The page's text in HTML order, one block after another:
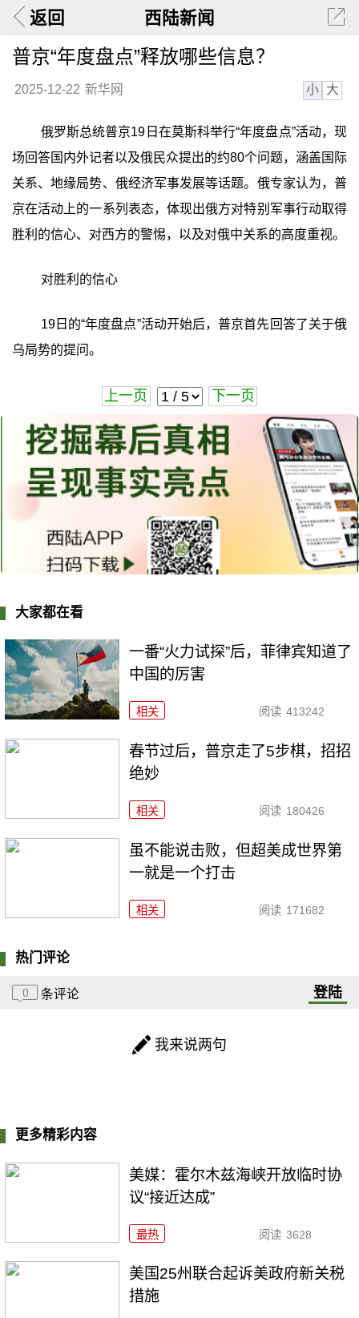
返回 西陆新闻
普京“年度盘点”释放哪些信息？
2025-12-22 新华网 小 大
俄罗斯总统普京19日在莫斯科举行“年度盘点”活动，现
场回答国内外记者以及俄民众提出的约80个问题，涵盖国际
关系、地缘局势、俄经济军事发展等话题。俄专家认为，普
京在活动上的一系列表态，体现出俄方对特别军事行动取得
胜利的信心、对西方的警惕，以及对俄中关系的高度重视。
对胜利的信心
19日的“年度盘点”活动开始后，普京首先回答了关于俄
乌局势的提问。
上一页 下一页
大家都在看
一番“火力试探”后，菲律宾知道了
中国的厉害
相关 阅读 413242
春节过后，普京走了5步棋，招招
绝妙
相关 阅读 180426
虽不能说击败，但超美成世界第
一就是一个打击
相关 阅读 171682
热门评论
0 条评论 登陆
我来说两句
更多精彩内容
美媒：霍尔木兹海峡开放临时协
议“接近达成”
最热 阅读 3628
美国25州联合起诉美政府新关税
措施